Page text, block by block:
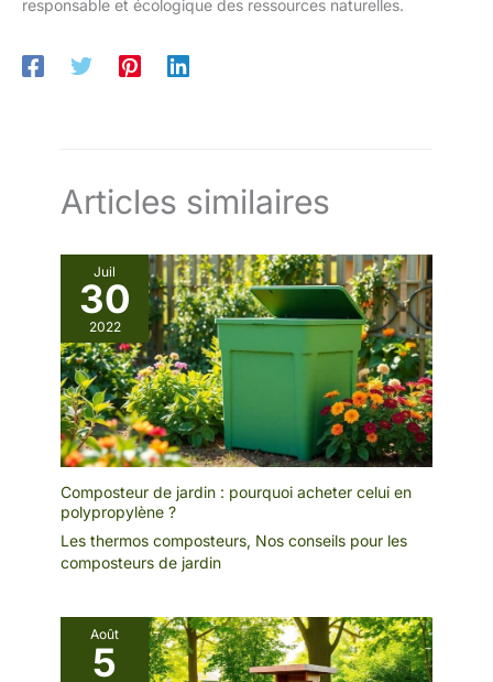
responsable et écologique des ressources naturelles.
Articles similaires
Juil
30
2022
Composteur de jardin : pourquoi acheter celui en
polypropylène ?
Les thermos composteurs, Nos conseils pour les
composteurs de jardin
Août
5